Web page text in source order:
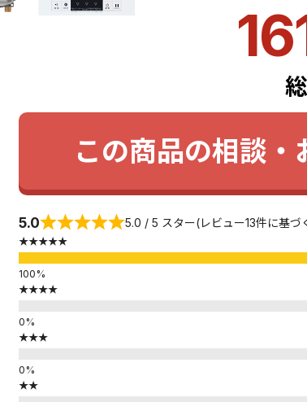
この商品の相談・
5.0 5.0 / 5 スター(レビュー13件に基づ
★★★★★
★★★★
★★★
★★